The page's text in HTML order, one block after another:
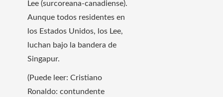
Lee (surcoreana-canadiense).
Aunque todos residentes en
los Estados Unidos, los Lee,
luchan bajo la bandera de
Singapur.
(Puede leer: Cristiano
Ronaldo: contundente